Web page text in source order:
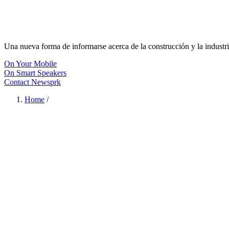
Una nueva forma de informarse acerca de la construcción y la
On Your Mobile
On Smart Speakers
Contact Newsprk
Home /